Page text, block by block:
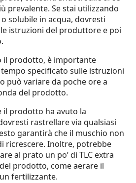
prevalente. Se stai utilizzando
solubile in acqua, dovresti
istruzioni del produttore e poi
il prodotto, è importante
specificato sulle istruzioni
può variare da poche ore a
del prodotto.
il prodotto ha avuto la
rastrellare via qualsiasi
garantirà che il muschio non
ricrescere. Inoltre, potrebbe
al prato un po’ di TLC extra
prodotto, come aerare il
fertilizzante.